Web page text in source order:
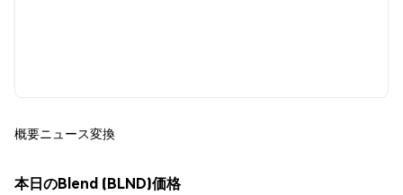
概要ニュース変換
本日のBlend (BLND)価格